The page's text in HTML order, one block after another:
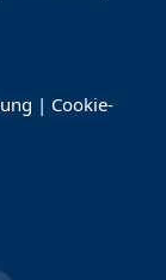
| Cookie-